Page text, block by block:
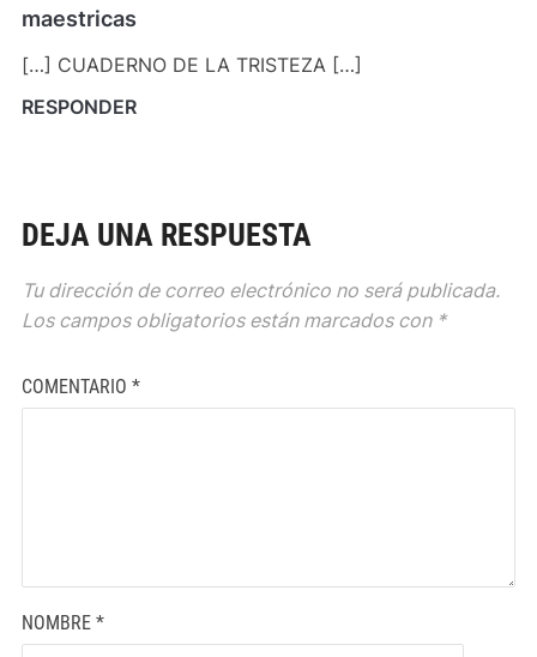
maestricas
[…] CUADERNO DE LA TRISTEZA […]
RESPONDER
DEJA UNA RESPUESTA
Tu dirección de correo electrónico no será publicada.
Los campos obligatorios están marcados con *
COMENTARIO *
NOMBRE *